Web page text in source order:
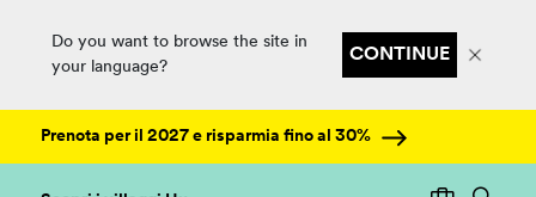
Do you want to browse the site in
your language?
CONTINUE
Prenota per il 2027 e risparmia fino al 30%